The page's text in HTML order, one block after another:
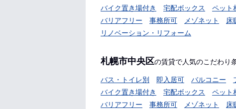
バイク置き場付き
宅配ボックス ペット
バリアフリー
事務所可 メゾネット 床
リノベーション・リフォーム
札幌市中央区の賃貸で人気のこだわり
バス・トイレ別 即入居可 バルコニー
バイク置き場付き
宅配ボックス ペット
バリアフリー
事務所可 メゾネット 床